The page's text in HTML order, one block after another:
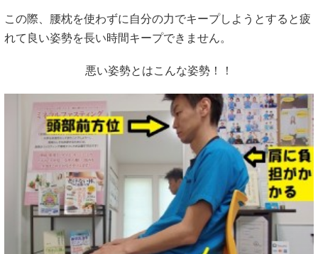
この際、腰枕を使わずに自分の力でキープしようとすると疲
れて良い姿勢を長い時間キープできません。
悪い姿勢とはこんな姿勢！！